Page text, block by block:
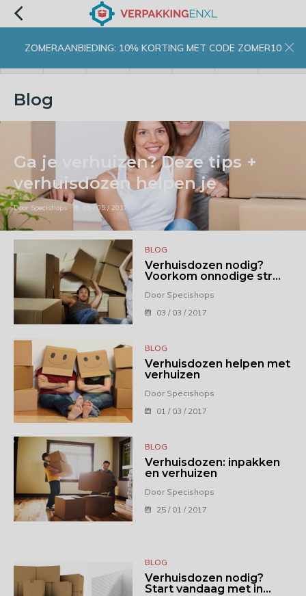
ZOMERAANBIEDING: 10% KORTING MET CODE ZOMER10
Blog
Ga je verhuizen? Deze tips +
verhuisdozen helpen je
Door Specishops 05 / 05 / 2017
BLOG
Verhuisdozen nodig?
Voorkom onnodige str...
Door Specishops
03 / 03 / 2017
BLOG
Verhuisdozen helpen met
verhuizen
Door Specishops
01 / 03 / 2017
BLOG
Verhuisdozen: inpakken
en verhuizen
Door Specishops
25 / 01 / 2017
BLOG
Verhuisdozen nodig?
Start vandaag met in...